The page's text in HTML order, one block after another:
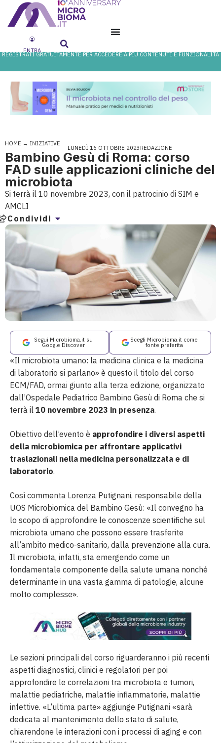
ENTRA
REGISTRATI GRATUITAMENTE PER ACCEDERE A PIÙ CONTENUTI E FUNZIONALITÀ
HOME → INIZIATIVE
LUNEDÌ 16 OTTOBRE 2023 REDAZIONE
Bambino Gesù di Roma: corso
FAD sulle applicazioni cliniche del
microbiota
Si terrà il 10 novembre 2023, con il patrocinio di SIM e
AMCLI
Condividi
Segui Microbioma.it su
Google Discover
Scegli Microbioma.it come
fonte preferita
«Il microbiota umano: la medicina clinica e la medicina
di laboratorio si parlano» è questo il titolo del corso
ECM/FAD, ormai giunto alla terza edizione, organizzato
dall’Ospedale Pediatrico Bambino Gesù di Roma che si
terrà il 10 novembre 2023 in presenza.
Obiettivo dell’evento è approfondire i diversi aspetti
della microbiomica per affrontare applicativi
traslazionali nella medicina personalizzata e di
laboratorio.
Così commenta Lorenza Putignani, responsabile della
UOS Microbiomica del Bambino Gesù: «Il convegno ha
lo scopo di approfondire le conoscenze scientifiche sul
microbiota umano che possono essere trasferite
all’ambito medico-sanitario, dalla prevenzione alla cura.
Il microbiota, infatti, sta emergendo come un
fondamentale componente della salute umana nonché
determinante in una vasta gamma di patologie, alcune
molto complesse».
Le sezioni principali del corso riguarderanno i più recenti
aspetti diagnostici, clinici e regolatori per poi
approfondire le correlazioni tra microbiota e tumori,
malattie pediatriche, malattie infiammatorie, malattie
infettive. «L’ultima parte» aggiunge Putignani «sarà
dedicata al mantenimento dello stato di salute,
chiarendone le interazioni con i processi di aging e con